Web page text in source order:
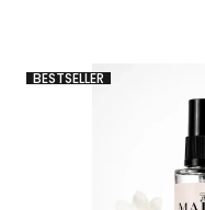
BESTSELLER